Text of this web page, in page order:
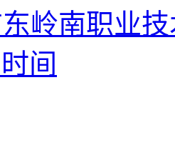
岭南职业
间